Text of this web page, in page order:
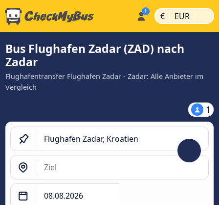
€ | EUR |
Bus Flughafen Zadar (ZAD) nach
Zadar
Flughafentransfer Flughafen Zadar - Zadar: Alle Anbieter im
Vergleich
1